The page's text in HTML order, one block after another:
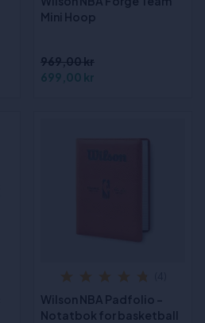
Mini Hoop
969,00 kr
699,00 kr
Wilson NBA Padfolio -
Notatbok for basketball